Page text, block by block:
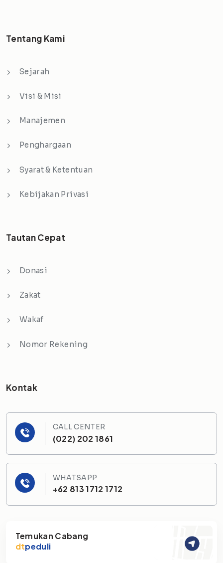
Tentang Kami
Sejarah
Visi & Misi
Manajemen
Penghargaan
Syarat & Ketentuan
Kebijakan Privasi
Tautan Cepat
Donasi
Zakat
Wakaf
Nomor Rekening
Kontak
CALL CENTER
(022) 202 1861
WHATSAPP
+62 813 1712 1712
Temukan Cabang
dtpeduli